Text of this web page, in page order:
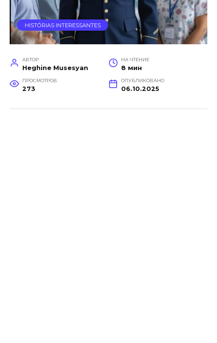
HISTÓRIAS INTERESSANTES
АВТОР
Heghine Musesyan
НА ЧТЕНИЕ
8 мин
ПРОСМОТРОВ
273
ОПУБЛИКОВАНО
06.10.2025